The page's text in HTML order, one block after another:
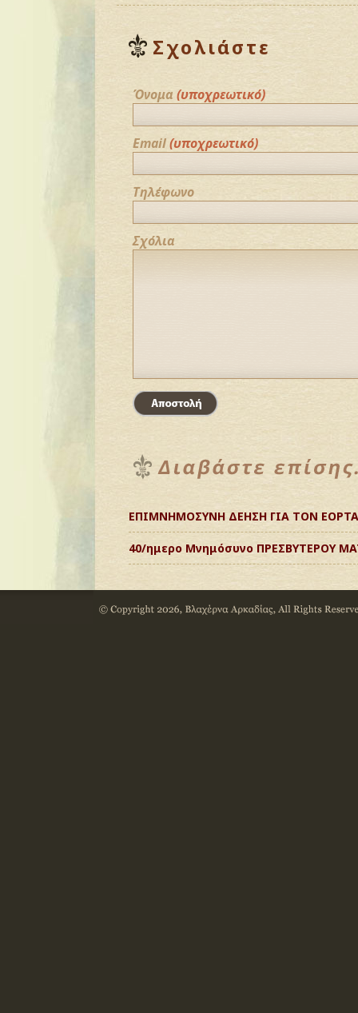
Σχολιάστε
Όνομα (υποχρεωτικό)
Email(υποχρεωτικό)
Τηλέφωνο
Σχόλια
ΕΠΙΜΝΗΜΟΣΥΝΗ ΔΕΗΣΗ ΓΙΑ ΤΟΝ
40/ημερο Μνημόσυνο ΠΡΕΣΒΥΤΕΡΟΥ